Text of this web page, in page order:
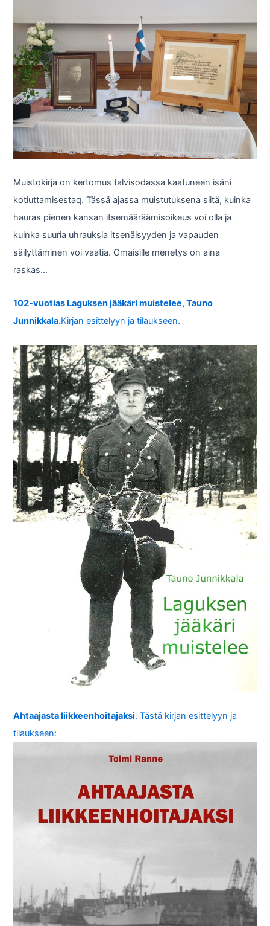
Muistokirja on kertomus talvisodassa kaatuneen isäni
kotiuttamisestaq. Tässä ajassa muistutuksena siitä, kuinka
hauras pienen kansan itsemääräämisoikeus voi olla ja
kuinka suuria uhrauksia itsenäisyyden ja vapauden
säilyttäminen voi vaatia. Omaisille menetys on aina
raskas…
102-vuotias Laguksen jääkäri muistelee, Tauno
Junnikkala.Kirjan esittelyyn ja tilaukseen.
Ahtaajasta liikkeenhoitajaksi. Tästä kirjan esittelyyn ja
tilaukseen: